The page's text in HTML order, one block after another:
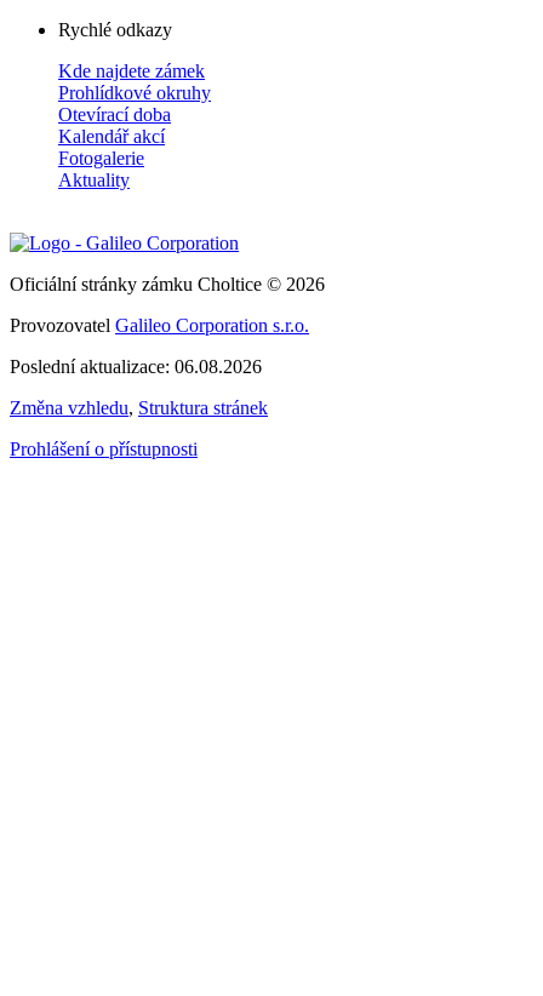
Rychlé odkazy
Kde najdete zámek
Prohlídkové okruhy
Otevírací doba
Kalendář akcí
Fotogalerie
Aktuality
Oficiální stránky zámku Choltice © 2026
Provozovatel Galileo Corporation s.r.o.
Poslední aktualizace: 06.08.2026
Změna vzhledu, Struktura stránek
Prohlášení o přístupnosti